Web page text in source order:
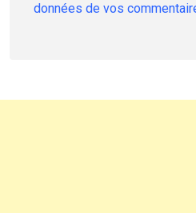
données de vos